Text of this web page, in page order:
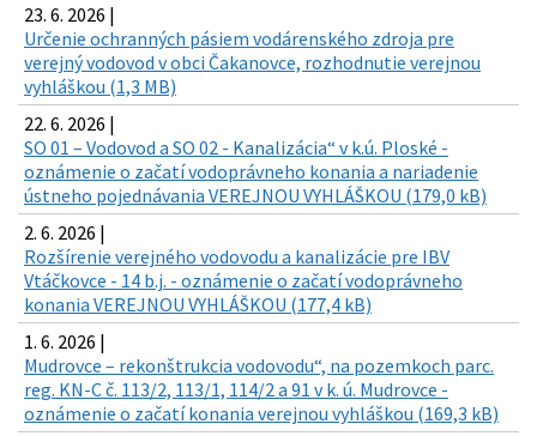
23. 6. 2026 |
Určenie ochranných pásiem vodárenského zdroja pre
verejný vodovod v obci Čakanovce, rozhodnutie verejnou
vyhláškou (1,3 MB)
22. 6. 2026 |
SO 01 – Vodovod a SO 02 - Kanalizácia“ v k.ú. Ploské -
oznámenie o začatí vodoprávneho konania a nariadenie
ústneho pojednávania VEREJNOU VYHLÁŠKOU (179,0 kB)
2. 6. 2026 |
Rozšírenie verejného vodovodu a kanalizácie pre IBV
Vtáčkovce - 14 b.j. - oznámenie o začatí vodoprávneho
konania VEREJNOU VYHLÁŠKOU (177,4 kB)
1. 6. 2026 |
Mudrovce – rekonštrukcia vodovodu“, na pozemkoch parc.
reg. KN-C č. 113/2, 113/1, 114/2 a 91 v k. ú. Mudrovce -
oznámenie o začatí konania verejnou vyhláškou (169,3 kB)